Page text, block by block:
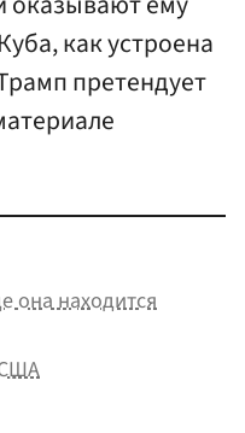
как устроена
претендует
она находится